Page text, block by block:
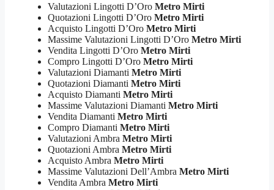
Valutazioni Lingotti D’Oro Metro Mirti
Quotazioni Lingotti D’Oro Metro Mirti
Acquisto Lingotti D’Oro Metro Mirti
Massime Valutazioni Lingotti D’Oro Metro Mirti
Vendita Lingotti D’Oro Metro Mirti
Compro Lingotti D’Oro Metro Mirti
Valutazioni Diamanti Metro Mirti
Quotazioni Diamanti Metro Mirti
Acquisto Diamanti Metro Mirti
Massime Valutazioni Diamanti Metro Mirti
Vendita Diamanti Metro Mirti
Compro Diamanti Metro Mirti
Valutazioni Ambra Metro Mirti
Quotazioni Ambra Metro Mirti
Acquisto Ambra Metro Mirti
Massime Valutazioni Dell’Ambra Metro Mirti
Vendita Ambra Metro Mirti